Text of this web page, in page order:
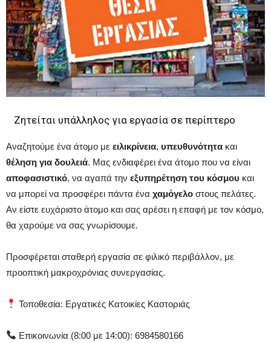
Ζητείται υπάλληλος για εργασία σε περίπτερο
Αναζητούμε ένα άτομο με ειλικρίνεια, υπευθυνότητα και
θέληση για δουλειά. Μας ενδιαφέρει ένα άτομο που να είναι
αποφασιστικό, να αγαπά την εξυπηρέτηση του κόσμου και
να μπορεί να προσφέρει πάντα ένα χαμόγελο στους πελάτες.
Αν είστε ευχάριστο άτομο και σας αρέσει η επαφή με τον κόσμο,
θα χαρούμε να σας γνωρίσουμε.
Προσφέρεται σταθερή εργασία σε φιλικό περιβάλλον, με
προοπτική μακροχρόνιας συνεργασίας.
Τοποθεσία: Εργατικές Κατοικίες Καστοριάς
Επικοινωνία (8:00 με 14:00): 6984580166